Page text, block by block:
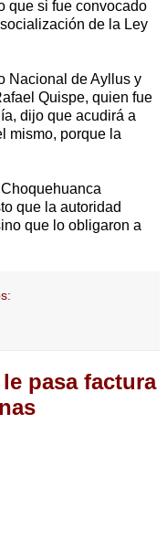
que si fue convocado
de la Ley
Nacional de Ayllus y
Quispe, quien fue
dijo que acudirá a
mismo, porque la
que la autoridad
que lo obligaron a
pasa factura